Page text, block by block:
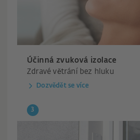
Účinná zvuková izolace
Zdravé větrání bez hluku
Dozvědět se více